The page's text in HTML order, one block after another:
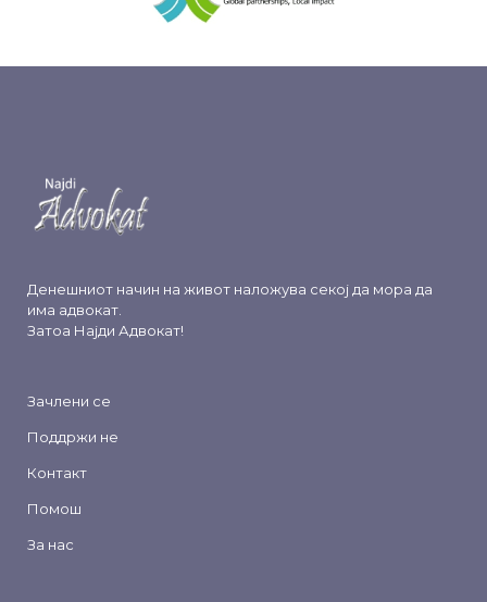
Денешниот начин на живот наложува секој да мора да
има адвокат.
Затоа Најди Адвокат!
Зачлени се
Поддржи не
Контакт
Помош
За нас